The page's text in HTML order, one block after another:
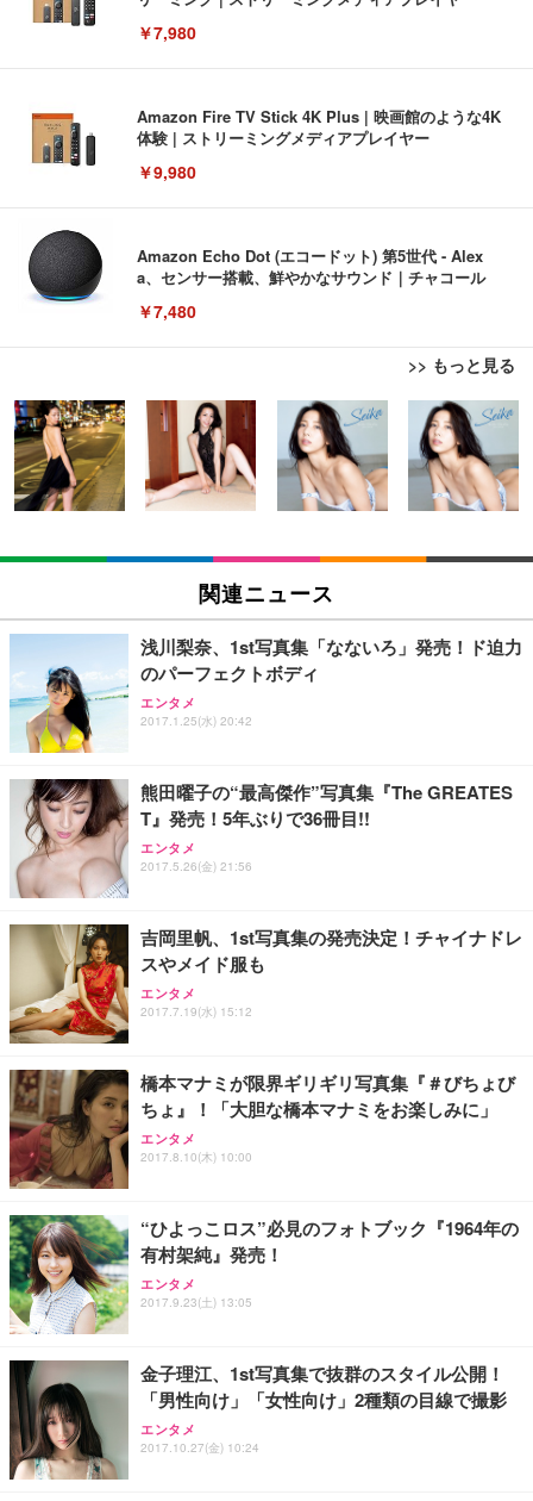
￥7,980
Amazon Fire TV Stick 4K Plus | 映画館のような4K
体験 | ストリーミングメディアプレイヤー
￥9,980
Amazon Echo Dot (エコードット) 第5世代 - Alex
a、センサー搭載、鮮やかなサウンド｜チャコール
￥7,480
>> もっと見る
[EdoErgo] オフィスチェア 椅子 テレワーク 疲れな
い 跳ね上げ式アームレスト コンパクト 約105度ロッ
キング pc 事務椅子 360度回転 座面昇降 強化ナイロ
ン樹脂ベース 通気性メッシュ 在宅ワーク H-WY01
(黒網+黒枠+黒足)
￥5,699
SIHOO B100 オフィスチェア／デスクチェア メッシ
ュチェア 人間工学 疲れない ブラック
￥27,999
Sezlife オフィスチェア デスクチェア 疲れない テレ
ワーク チェア 強化バックレスト 30度ロッキング機
能 人間工学 椅子 腰サポート 90度跳ね上げ式アーム
ョン PCチェア 通気性メッシュ ゲーミング/勉強/事
務用 おしゃれ パソコンチェア (ブラック)
Sezlife オフィスチェア デスクチェア 疲れない テレ
ワーク チェア 強化バックレスト 30度ロッキング機
能 人間工学 椅子 腰サポート 90度跳ね上げ式アーム
務用 おしゃれ パソコンチェア (ホワイト)
ANDWINT オフィスチェア デスクチェア 肘なし メ
ッシュ 通気性 ランバーサポート付き 腰サポート ガ
ス圧無段階昇降 360度回転 キャスター付き コンパク
EIZO ビジネス向けプレミアムモニター | FlexScan
EV3240X-WT | 31.5型4K UHD・USB Type-C・ホワ
イト
￥105,595
EIZO ビジネス向けプレミアムモニター | FlexScan
￥109,572
【純正品】27"ゲーミングモニター DualSense 充電
フック付き（CFI-ZDM1J）
【整備済み品】Dell E2724HS 27インチ 液晶モニタ
ー フルHD（1920×1080）VA 非光沢 HDMI/DisplayP
ort/VGA スピーカー内蔵 高さ調整 スイベル VESA対
【MiniLED/24.5inch/280Hz/FHD】GRAPHT THE S
HOOTER Gaming Monitor 24” Essential ゲーミン
グモニター QD 24.5インチ 1ms FHD 量子ドット 残
Amazonベーシック ペットシーツ 薄型 レギュラー 1
回使い捨て 無香料 ホワイト 300枚
￥3,373
Amazonベーシック ペットシーツ 厚型 ワイド 42枚
x2袋(84枚) ホワイト(吸収面:ライトブルー)
￥3,234
ネオ・ルーライフ ネオ・オムツ L 中型犬用 26枚入
り 単品
Smart Basic(スマートベーシック) 【Amazon.co.jp
限定】 Smart Basic アイリスオーヤマ ペットシーツ
超厚型 お徳用 ワイド 100枚入 (x 1) (ケース販売)
アイリスオーヤマ ペットシーツ 超厚型 お徳用 レギ
ュラー 200枚入【Amazon.co.jp限定】
関連ニュース
浅川梨奈、1st写真集「なないろ」発売！ド迫力
のパーフェクトボディ
エンタメ
2017.1.25(水) 20:42
熊田曜子の“最高傑作”写真集『The GREATES
T』発売！5年ぶりで36冊目!!
エンタメ
2017.5.26(金) 21:56
吉岡里帆、1st写真集の発売決定！チャイナドレ
スやメイド服も
エンタメ
2017.7.19(水) 15:12
橋本マナミが限界ギリギリ写真集『＃びちょび
ちょ』！「大胆な橋本マナミをお楽しみに」
エンタメ
2017.8.10(木) 10:00
“ひよっこロス”必見のフォトブック『1964年の
有村架純』発売！
エンタメ
2017.9.23(土) 13:05
金子理江、1st写真集で抜群のスタイル公開！
「男性向け」「女性向け」2種類の目線で撮影
エンタメ
2017.10.27(金) 10:24